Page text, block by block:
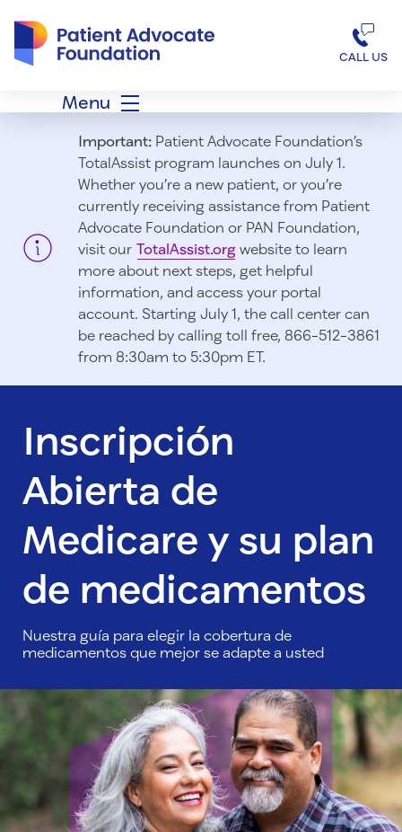
CALL US
Menu
Important:Patient Advocate Foundation’s
TotalAssist program launches on July 1.
Whether you’re a new patient, or you’re
currently receiving assistance from Patient
Advocate Foundation or PAN Foundation,
visit our TotalAssist.orgwebsite to learn
more about next steps, get helpful
information, and access your portal
account. Starting July 1, the call center can
be reached by calling toll free, 866-512-3861
from 8:30am to 5:30pm ET.
Inscripción
Abierta de
Medicare y su plan
de medicamentos
Nuestra guía para elegir la cobertura de
medicamentos que mejor se adapte a usted